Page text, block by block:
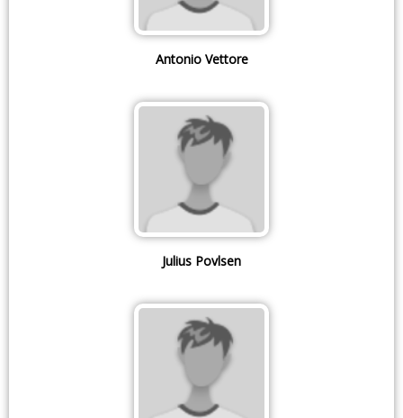
Antonio Vettore
Julius Povlsen